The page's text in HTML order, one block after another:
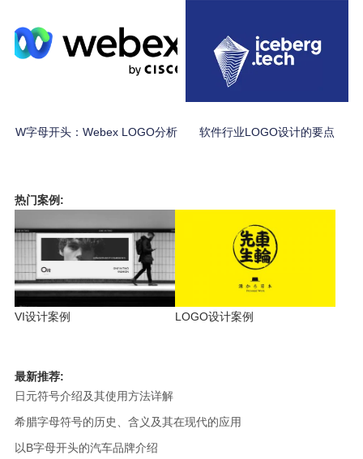
W字母开头：Webex LOGO分析 软件行业LOGO设计的要点
热门案例:
VI设计案例 LOGO设计案例
最新推荐:
日元符号介绍及其使用方法详解
希腊字母符号的历史、含义及其在现代的应用
以B字母开头的汽车品牌介绍